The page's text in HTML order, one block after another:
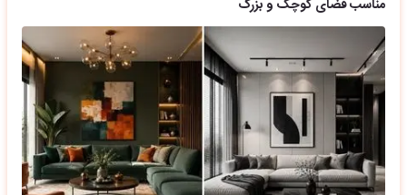
مناسب فضای کوچک و بزرگ